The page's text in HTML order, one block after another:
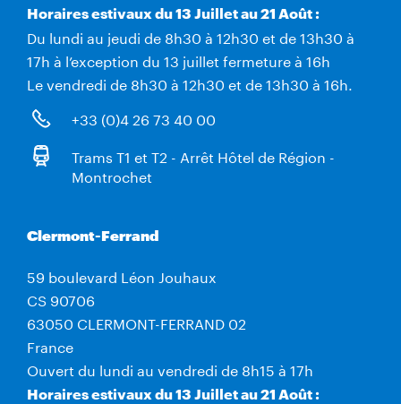
Horaires estivaux du 13 Juillet au 21 Août :
Du lundi au jeudi de 8h30 à 12h30 et de 13h30 à
17h à l’exception du 13 juillet fermeture à 16h
Le vendredi de 8h30 à 12h30 et de 13h30 à 16h.
+33 (0)4 26 73 40 00
Trams T1 et T2 - Arrêt Hôtel de Région -
Montrochet
Clermont-Ferrand
59 boulevard Léon Jouhaux
CS 90706
63050 CLERMONT-FERRAND 02
France
Ouvert du lundi au vendredi de 8h15 à 17h
Horaires estivaux du 13 Juillet au 21 Août :